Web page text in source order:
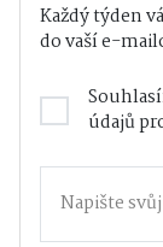
Každý týden
do vaší e-
údajů